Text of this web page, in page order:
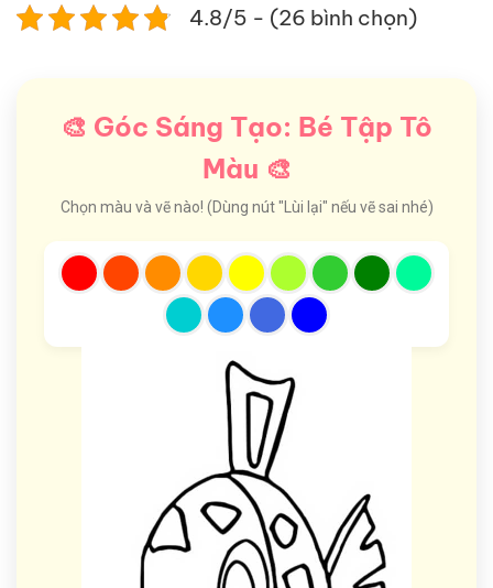
4.8/5 - (26 bình chọn)
🎨 Góc Sáng Tạo: Bé Tập Tô
Màu 🎨
Chọn màu và vẽ nào! (Dùng nút "Lùi lại" nếu vẽ sai nhé)